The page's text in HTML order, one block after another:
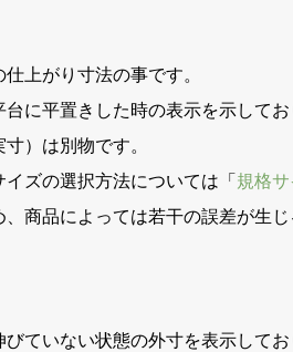
上がり寸法の事です。
に平置きした時の表示を示してお
）は別物です。
ズの選択方法については「 規格
商品によっては若干の誤差が生じ
ていない状態の外寸を表示してお